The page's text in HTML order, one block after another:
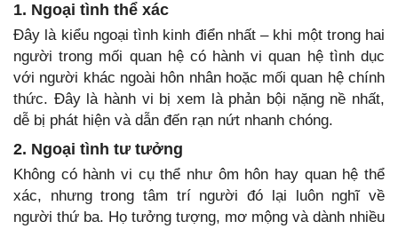
1. Ngoại tình thể xác
Đây là kiểu ngoại tình kinh điển nhất – khi một trong hai
người trong mối quan hệ có hành vi quan hệ tình dục
với người khác ngoài hôn nhân hoặc mối quan hệ chính
thức. Đây là hành vi bị xem là phản bội nặng nề nhất,
dễ bị phát hiện và dẫn đến rạn nứt nhanh chóng.
2. Ngoại tình tư tưởng
Không có hành vi cụ thể như ôm hôn hay quan hệ thể
xác, nhưng trong tâm trí người đó lại luôn nghĩ về
người thứ ba. Họ tưởng tượng, mơ mộng và dành nhiều